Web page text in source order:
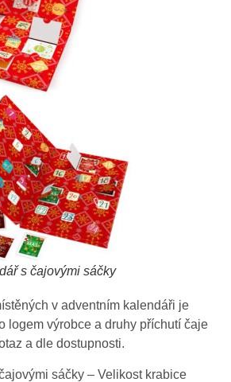
s čajovými sáčky
v adventním kalendáři je
logem výrobce a druhy příchutí čaje
a dle dostupnosti.
sáčky – Velikost krabice